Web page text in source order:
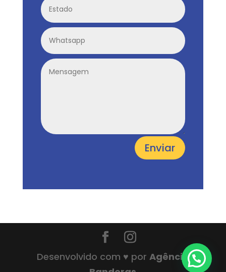
Enviar
Desenvolvido com ♥ por Agência